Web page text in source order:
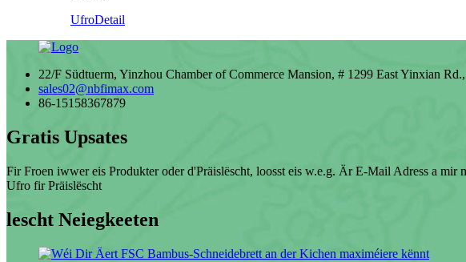
UfroDetail
22/F Südtuerm, Yinzhou Chamber of Commerce Mansion, # 1299 East Yinxian
sales02@nbfimax.com
86-15158367879
Gratis Upsates
Fir Froen iwwer eis Produkter oder d'Präislëscht, loosst eis w.e.g. Är E-Mail Adress a mir
Ufro fir Präislëscht
lescht Neiegkeeten